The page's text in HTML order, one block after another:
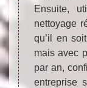
Ensuite,
nettoyage
qu’il en
mais avec
par an,
entreprise